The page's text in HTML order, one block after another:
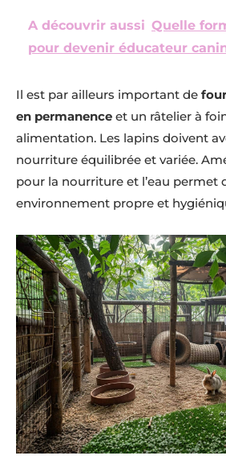
A découvrir aussi Quelle
pour devenir éducateur
Il est par ailleurs important de
en permanence et un râtelier à
alimentation. Les lapins doivent
nourriture équilibrée et variée.
pour la nourriture et l’eau permet
environnement propre et